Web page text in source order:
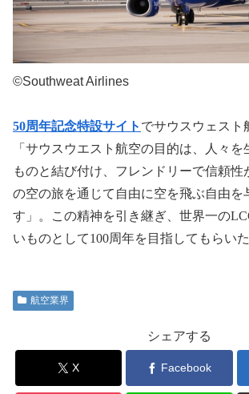
©Southweat Airlines
50周年記念特設サイト でサウスウェスト
「サウスウエスト航空の目的は、人々
ものと結び付け、フレンドリーで信頼性
の空の旅を通じて自由に空を飛ぶ自由を
す」。この精神を引き継ぎ、世界一の
いものとして100周年を目指してもらい
航空業界
シェアする
X Facebook